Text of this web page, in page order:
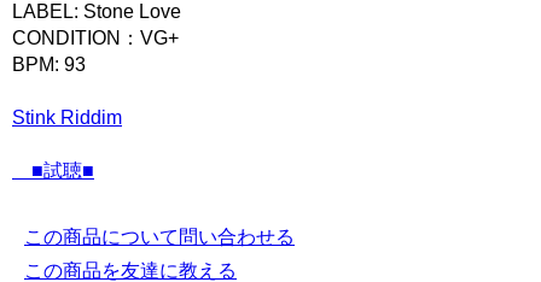
LABEL: Stone Love
CONDITION：VG+
BPM: 93
Stink Riddim
■試聴■
この商品について問い合わせる
この商品を友達に教える